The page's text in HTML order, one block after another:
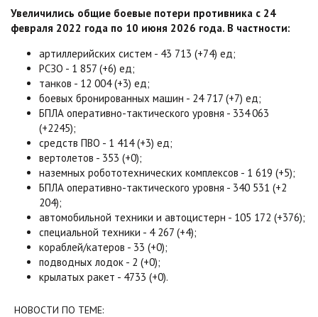
Увеличились общие боевые потери противника с 24
февраля 2022 года по 10 июня 2026 года. В частности:
артиллерийских систем - 43 713 (+74) ед;
РСЗО - 1 857 (+6) ед;
танков - 12 004 (+3) ед;
боевых бронированных машин - 24 717 (+7) ед;
БПЛА оперативно-тактического уровня - 334 063
(+2245);
средств ПВО - 1 414 (+3) ед;
вертолетов - 353 (+0);
наземных робототехнических комплексов - 1 619 (+5);
БПЛА оперативно-тактического уровня - 340 531 (+2
204);
автомобильной техники и автоцистерн - 105 172 (+376);
специальной техники - 4 267 (+4);
кораблей/катеров - 33 (+0);
подводных лодок - 2 (+0);
крылатых ракет - 4733 (+0).
НОВОСТИ ПО ТЕМЕ: